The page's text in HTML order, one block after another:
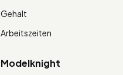
Gehalt
Arbeitszeiten
Modelknight